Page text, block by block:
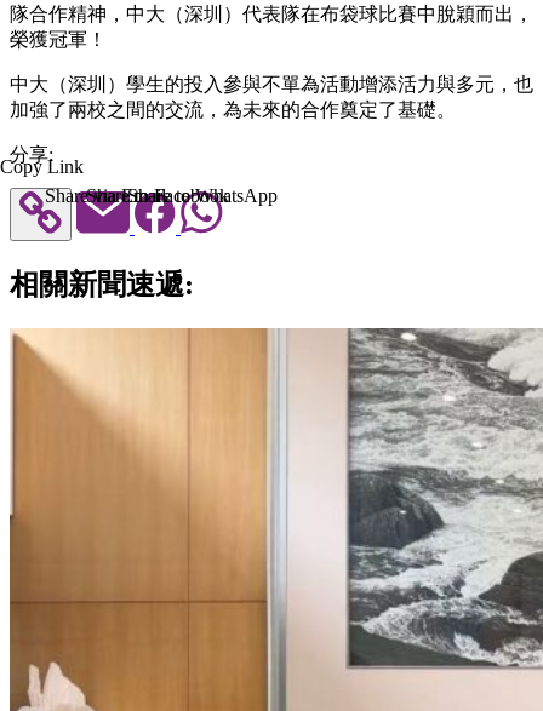
隊合作精神，中大（深圳）代表隊在布袋球比賽中脫穎而出，
榮獲冠軍！
中大（深圳）學生的投入參與不單為活動增添活力與多元，也
加強了兩校之間的交流，為未來的合作奠定了基礎。
分享:
Copy Link
Share via Email
Share to Facebook
Share to WhatsApp
相關新聞速遞: